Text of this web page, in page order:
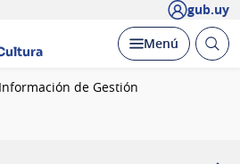
gub.uy
Desplegar
Menú Abrir
Información de Gestión